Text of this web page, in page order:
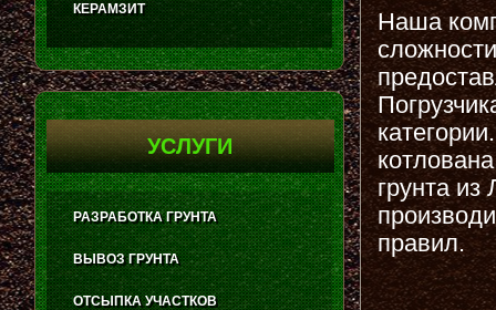
Наша
грунта
правил.
КЕРАМЗИТ
УСЛУГИ
РАЗРАБОТКА ГРУНТА
ВЫВОЗ ГРУНТА
ОТСЫПКА УЧАСТКОВ